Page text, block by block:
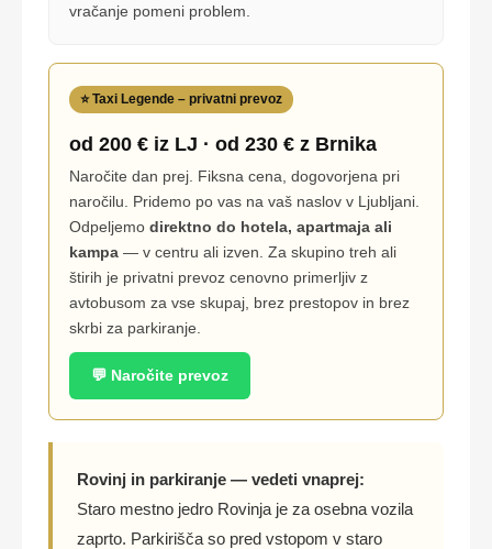
vračanje pomeni problem.
⭐ Taxi Legende – privatni prevoz
od 200 € iz LJ · od 230 € z Brnika
Naročite dan prej. Fiksna cena, dogovorjena pri
naročilu. Pridemo po vas na vaš naslov v Ljubljani.
Odpeljemo direktno do hotela, apartmaja ali
kampa — v centru ali izven. Za skupino treh ali
štirih je privatni prevoz cenovno primerljiv z
avtobusom za vse skupaj, brez prestopov in brez
skrbi za parkiranje.
💬 Naročite prevoz
Rovinj in parkiranje — vedeti vnaprej:
Staro mestno jedro Rovinja je za osebna vozila
zaprto. Parkirišča so pred vstopom v staro